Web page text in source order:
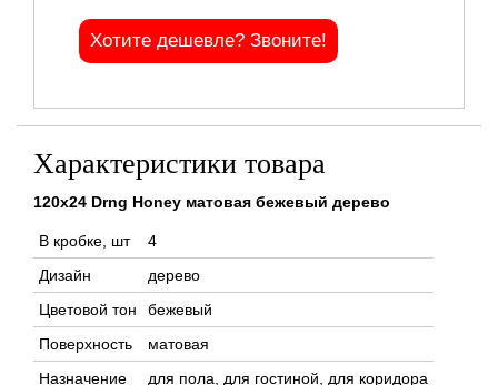
Хотите дешевле? Звоните!
Характеристики товара
120x24 Drng Honey матовая бежевый дерево
В кробке, шт
4
Дизайн
дерево
Цветовой тон
бежевый
Поверхность
матовая
Назначение
для пола, для гостиной, для коридора